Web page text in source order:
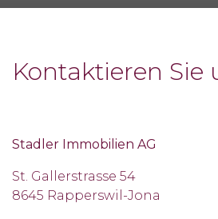
Kontaktieren Sie
Stadler Immobilien AG
St. Gallerstrasse 54
8645 Rapperswil-Jona